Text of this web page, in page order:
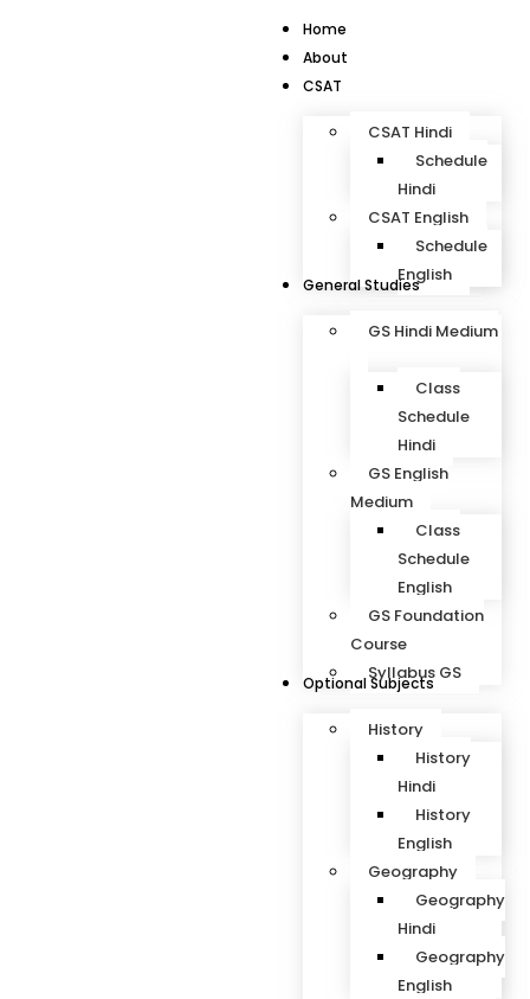
Home
About
CSAT
CSAT Hindi
Schedule
Hindi
CSAT English
Schedule
English
General Studies
GS Hindi Medium
Class
Schedule
Hindi
GS English
Medium
Class
Schedule
English
GS Foundation
Course
Syllabus GS
Optional Subjects
History
History
Hindi
History
English
Geography
Geography
Hindi
Geography
English